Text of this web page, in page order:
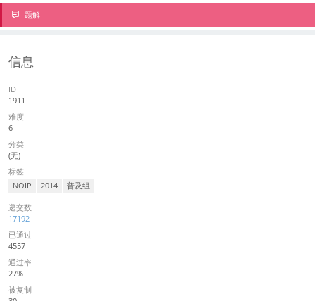
题解
信息
ID
1911
难度
6
分类
(无)
标签
NOIP 2014 普及组
递交数
17192
已通过
4557
通过率
27%
被复制